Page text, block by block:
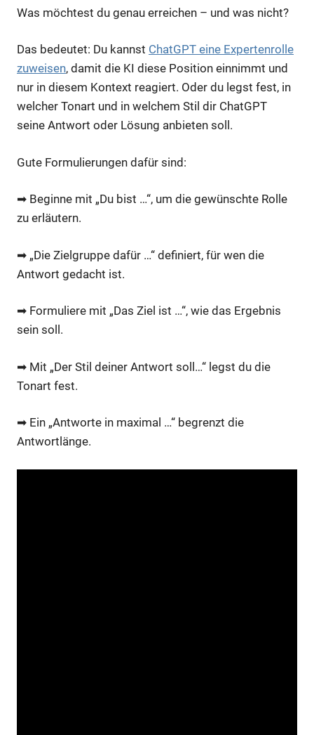
Was möchtest du genau erreichen – und was nicht?
Das bedeutet: Du kannst ChatGPT eine Expertenrolle
zuweisen, damit die KI diese Position einnimmt und
nur in diesem Kontext reagiert. Oder du legst fest, in
welcher Tonart und in welchem Stil dir ChatGPT
seine Antwort oder Lösung anbieten soll.
Gute Formulierungen dafür sind:
➡ Beginne mit „Du bist …“, um die gewünschte Rolle
zu erläutern.
➡ „Die Zielgruppe dafür …“ definiert, für wen die
Antwort gedacht ist.
➡ Formuliere mit „Das Ziel ist …“, wie das Ergebnis
sein soll.
➡ Mit „Der Stil deiner Antwort soll…“ legst du die
Tonart fest.
➡ Ein „Antworte in maximal …“ begrenzt die
Antwortlänge.